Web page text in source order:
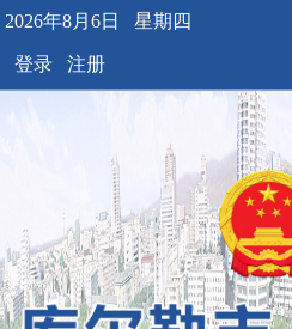
2026年8月6日 星期四
登录 注册